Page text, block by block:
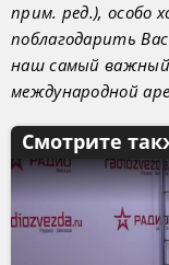
прим. ред.), особо
поблагодарить
наш самый
международной
Смотрите